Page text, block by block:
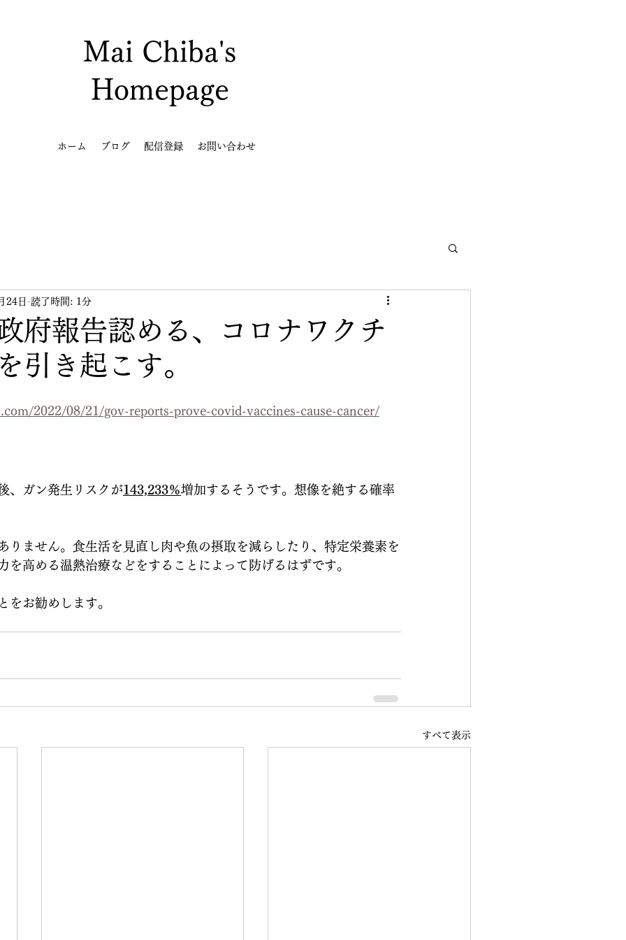
Mai Chiba's
Homepage
ホーム ブログ 配信登録 お問い合わせ
府報告認める、コロナワクチ
引き起こす。
24日 読了時間: 1分
2022/08/21/gov-reports-prove-covid-vaccines-cause-cancer/
、ガン発生リスクが143,233％増加するそうです。想像を絶する確率
りません。食生活を見直し肉や魚の摂取を減らしたり、特定栄養素を
を高める温熱治療などをすることによって防げるはずです。
をお勧めします。
すべて表示